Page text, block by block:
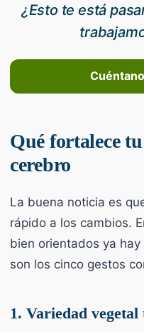
¿Esto te está
Qué fortalece
cerebro
La buena noticia es
rápido a los cambios.
bien orientados ya
son los cinco gestos
1. Variedad vegetal